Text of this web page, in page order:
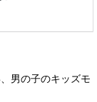
男の子のキッズモ